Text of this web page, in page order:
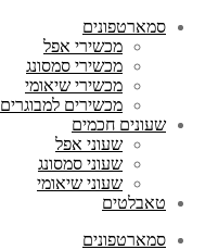
סמארטפונים
מכשירי אפל
מכשירי סמסונג
מכשירי שיאומי
מכשירים למבוגרים
שעונים חכמים
שעוני אפל
שעוני סמסונג
שעוני שיאומי
טאבלטים
סמארטפונים